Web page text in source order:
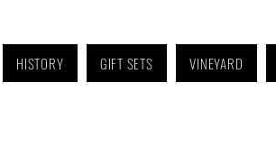
HISTORY GIFT SETS VINEYARD